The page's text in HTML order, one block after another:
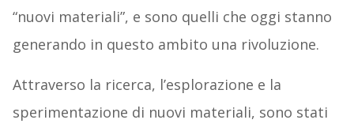
“nuovi materiali”, e sono quelli che oggi stanno
generando in questo ambito una rivoluzione.
Attraverso la ricerca, l’esplorazione e la
sperimentazione di nuovi materiali, sono stati